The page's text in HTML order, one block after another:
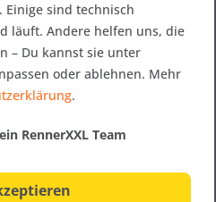
sind technisch
läuft. Andere helfen uns, die
– Du kannst sie unter
oder ablehnen. Mehr
.
RennerXXL Team